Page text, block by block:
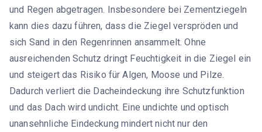
und Regen abgetragen. Insbesondere bei Zementziegeln
kann dies dazu führen, dass die Ziegel verspröden und
sich Sand in den Regenrinnen ansammelt. Ohne
ausreichenden Schutz dringt Feuchtigkeit in die Ziegel ein
und steigert das Risiko für Algen, Moose und Pilze.
Dadurch verliert die Dacheindeckung ihre Schutzfunktion
und das Dach wird undicht. Eine undichte und optisch
unansehnliche Eindeckung mindert nicht nur den